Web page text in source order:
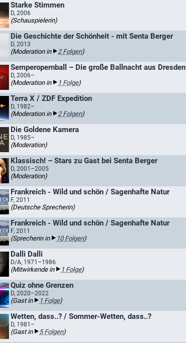
Starke Stimmen
D, 2006
(Schauspielerin)
Die Geschichte der Schönheit - mit Senta Berger
D, 2013
(Moderation in 2 Folgen)
Semperopernball – Die große Ballnacht aus Dresden
D, 2006–
(Moderation in 1 Folge)
Terra X / ZDF Expedition
D, 1982–
(Moderation in 2 Folgen)
Die Goldene Kamera
D, 1985–
(Moderation)
Klassisch! – Stars zu Gast bei Senta Berger
D, 2001–2005
(Moderation)
Frankreich - Wild und schön / Sagenhafte Natur
F, 2011
(Deutsche Sprecherin)
Frankreich - Wild und schön / Sagenhafte Natur
F, 2011
(Sprecherin in 10 Folgen)
Dalli Dalli
D/A, 1971–1986
(Mitwirkende in 1 Folge)
Quiz ohne Grenzen
D, 2020–2022
(Gast in 1 Folge)
Wetten, dass..? / Sommer-Wetten, dass..?
D, 1981–
(Gast in 5 Folgen)